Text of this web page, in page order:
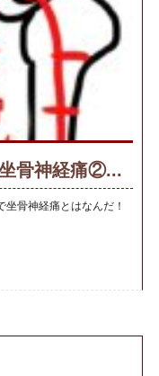
骨神経痛②...
神経痛とはなんだ！